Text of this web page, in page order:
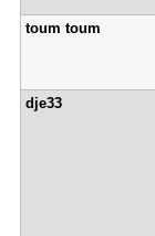
toum toum
dje33